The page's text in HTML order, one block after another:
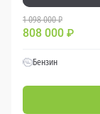
1 098 000 ₽
808 000 ₽
Бензин